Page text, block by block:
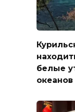
белые
океанов